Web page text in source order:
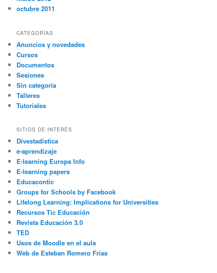
octubre 2011
CATEGORÍAS
Anuncios y novedades
Cursos
Documentos
Sesiones
Sin categoría
Talleres
Tutoriales
SITIOS DE INTERÉS
Divestadistica
e-aprendizaje
E-learning Europa Info
E-learning papers
Educacontic
Groups for Schools by Facebook
Lifelong Learning: Implications for Universities
Recursos Tic Educación
Revista Educación 3.0
TED
Usos de Moodle en el aula
Web de Esteban Romero Frías